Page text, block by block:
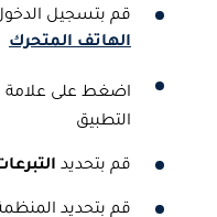
قم بتسجيل
الهاتف المتحرك
اضغط على علامة
التطبيق
قم بتحديد
قم بتحديد